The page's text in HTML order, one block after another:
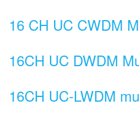
16 CH UC CWDM
16CH UC DWDM
16CH UC-LWDM